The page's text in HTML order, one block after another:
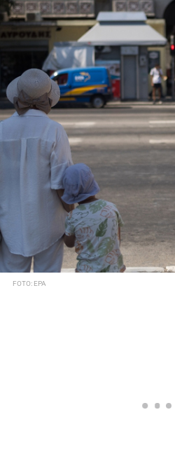
FOTO: EPA